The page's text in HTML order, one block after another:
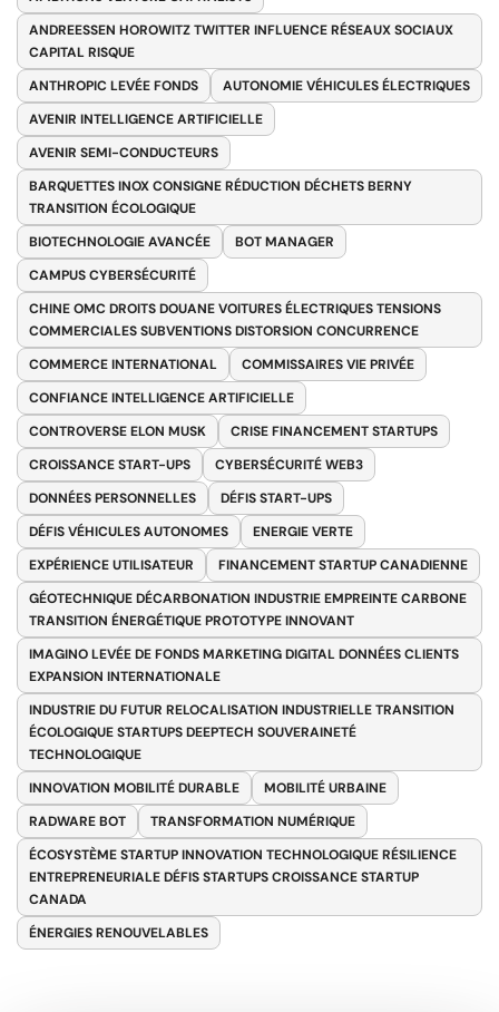
ANDREESSEN HOROWITZ TWITTER INFLUENCE RÉSEAUX SOCIAUX
CAPITAL RISQUE
ANTHROPIC LEVÉE FONDS
AUTONOMIE VÉHICULES ÉLECTRIQUES
AVENIR INTELLIGENCE ARTIFICIELLE
AVENIR SEMI-CONDUCTEURS
BARQUETTES INOX CONSIGNE RÉDUCTION DÉCHETS BERNY
TRANSITION ÉCOLOGIQUE
BIOTECHNOLOGIE AVANCÉE
BOT MANAGER
CAMPUS CYBERSÉCURITÉ
CHINE OMC DROITS DOUANE VOITURES ÉLECTRIQUES TENSIONS
COMMERCIALES SUBVENTIONS DISTORSION CONCURRENCE
COMMERCE INTERNATIONAL
COMMISSAIRES VIE PRIVÉE
CONFIANCE INTELLIGENCE ARTIFICIELLE
CONTROVERSE ELON MUSK
CRISE FINANCEMENT STARTUPS
CROISSANCE START-UPS
CYBERSÉCURITÉ WEB3
DONNÉES PERSONNELLES
DÉFIS START-UPS
DÉFIS VÉHICULES AUTONOMES
ENERGIE VERTE
EXPÉRIENCE UTILISATEUR
FINANCEMENT STARTUP CANADIENNE
GÉOTECHNIQUE DÉCARBONATION INDUSTRIE EMPREINTE CARBONE
TRANSITION ÉNERGÉTIQUE PROTOTYPE INNOVANT
IMAGINO LEVÉE DE FONDS MARKETING DIGITAL DONNÉES CLIENTS
EXPANSION INTERNATIONALE
INDUSTRIE DU FUTUR RELOCALISATION INDUSTRIELLE TRANSITION
ÉCOLOGIQUE STARTUPS DEEPTECH SOUVERAINETÉ
TECHNOLOGIQUE
INNOVATION MOBILITÉ DURABLE
MOBILITÉ URBAINE
RADWARE BOT
TRANSFORMATION NUMÉRIQUE
ÉCOSYSTÈME STARTUP INNOVATION TECHNOLOGIQUE RÉSILIENCE
ENTREPRENEURIALE DÉFIS STARTUPS CROISSANCE STARTUP
CANADA
ÉNERGIES RENOUVELABLES